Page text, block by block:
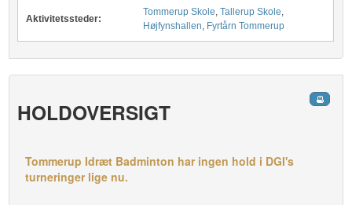
Aktivitetssteder:
Tommerup Skole,Tallerup Skole,
Højfynshallen, Fyrtårn Tommerup
HOLDOVERSIGT
Tommerup Idræt Badminton har ingen hold i DGI's
turneringer lige nu.